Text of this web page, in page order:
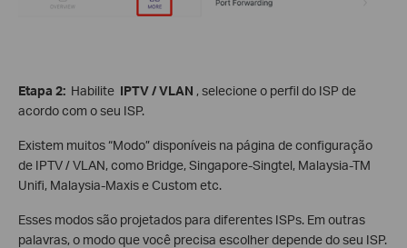
Etapa 2: Habilite IPTV / VLAN , selecione o perfil do ISP de
acordo com o seu ISP.
Existem muitos “Modo” disponíveis na página de configuração
de IPTV / VLAN, como Bridge, Singapore-Singtel, Malaysia-TM
Unifi, Malaysia-Maxis e Custom etc.
Esses modos são projetados para diferentes ISPs. Em outras
palavras, o modo que você precisa escolher depende do seu ISP.